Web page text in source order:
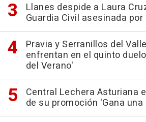
Llanes despide a Laura
Guardia Civil asesinada
Pravia y Serranillos del
enfrentan en el quinto
del Verano'
Central Lechera Asturiana
de su promoción 'Gana